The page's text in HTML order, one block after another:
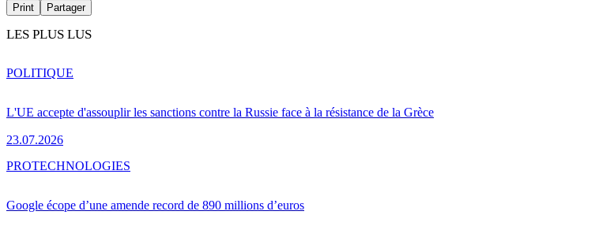
Print Partager
LES PLUS LUS
L'UE accepte d'assouplir les sanctions contre la Russie face à la résistance de la Grèce
23.07.2026
POLITIQUE
Google écope d’une amende record de 890 millions d’euros
PROTECHNOLOGIES